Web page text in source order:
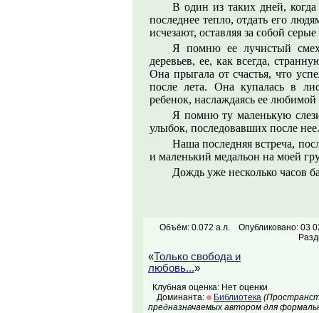
В один из таких дней,
последнее тепло, отдать его
исчезают, оставляя за собой
Я помню ее лучистый
деревьев, ее, как всегда,
Она прыгала от счастья, что
после лета. Она купалась в
ребенок, наслаждаясь ее
Я помню ту маленькую
улыбок, последовавших после нее.
Наша последняя встреча,
и маленький медальон на моей
Дождь уже несколько часов
Объём: 0.072 а.л.
Опубликовано: 03
«Только свобода и
любовь...»
Клубная оценка: Нет оценки
Доминанта:
Библиотека
предназначаемых автором для